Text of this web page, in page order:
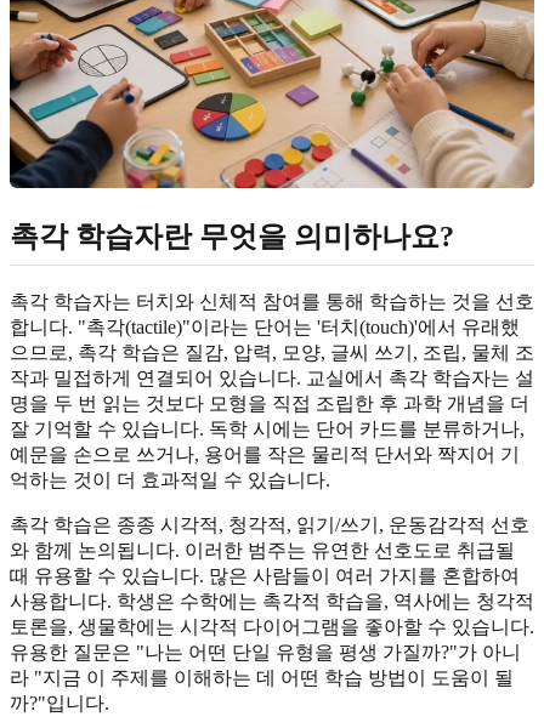
촉각 학습자란 무엇을 의미하나요?
촉각 학습자는 터치와 신체적 참여를 통해 학습하는 것을 선호
합니다. "촉각(tactile)"이라는 단어는 '터치(touch)'에서 유래했
으므로, 촉각 학습은 질감, 압력, 모양, 글씨 쓰기, 조립, 물체 조
작과 밀접하게 연결되어 있습니다. 교실에서 촉각 학습자는 설
명을 두 번 읽는 것보다 모형을 직접 조립한 후 과학 개념을 더
잘 기억할 수 있습니다. 독학 시에는 단어 카드를 분류하거나,
예문을 손으로 쓰거나, 용어를 작은 물리적 단서와 짝지어 기
억하는 것이 더 효과적일 수 있습니다.
촉각 학습은 종종 시각적, 청각적, 읽기/쓰기, 운동감각적 선호
와 함께 논의됩니다. 이러한 범주는 유연한 선호도로 취급될
때 유용할 수 있습니다. 많은 사람들이 여러 가지를 혼합하여
사용합니다. 학생은 수학에는 촉각적 학습을, 역사에는 청각적
토론을, 생물학에는 시각적 다이어그램을 좋아할 수 있습니다.
유용한 질문은 "나는 어떤 단일 유형을 평생 가질까?"가 아니
라 "지금 이 주제를 이해하는 데 어떤 학습 방법이 도움이 될
까?"입니다.